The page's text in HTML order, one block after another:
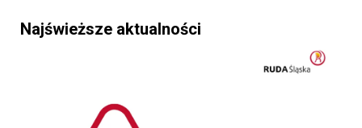
Najświeższe aktualności